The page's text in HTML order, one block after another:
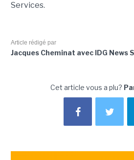
Services.
Article rédigé par
Jacques Cheminat avec IDG News
Cet article vous a plu?